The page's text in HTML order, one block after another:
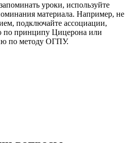
уроки, используйте
материала. Например, не
подключайте ассоциации,
по принципу Цицерона или
по методу ОГПУ.